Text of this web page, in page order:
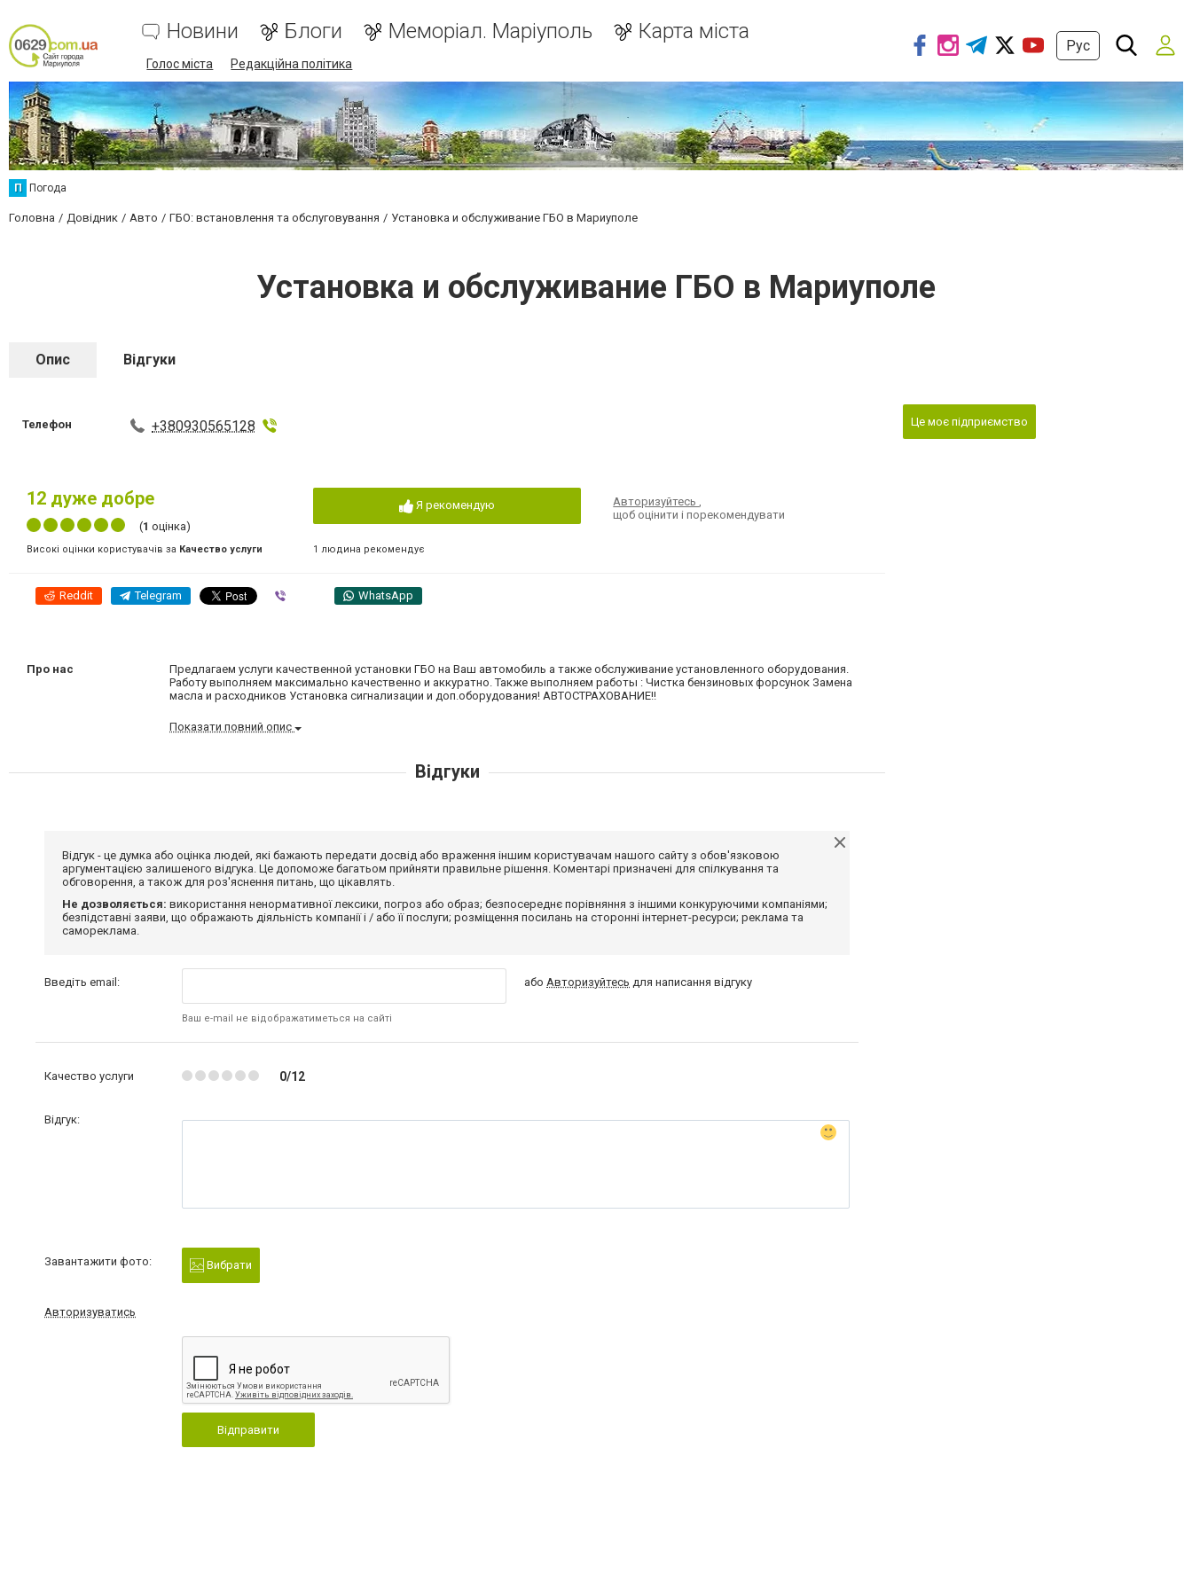
Новини Блоги Меморіал. Маріуполь Карта міста
Голос міста Редакційна політика
Рус
П Погода
Головна Довідник Авто ГБО: встановлення та обслуговування Установка и обслуживание ГБО в Мариуполе
Установка и обслуживание ГБО в Мариуполе
Опис Відгуки
Телефон +380930565128
12 дуже добре
(1 оцінка)
Високі оцінки користувачів за Качество услуги
Я рекомендую
1 людина рекомендує
Авторизуйтесь,
щоб оцінити і порекомендувати
Reddit Telegram WhatsApp
Про нас
Предлагаем услуги качественной установки ГБО на Ваш автомобиль а также обслуживание установленного оборудования.
Работу выполняем максимально качественно и аккуратно. Также выполняем работы : Чистка бензиновых форсунок Замена
масла и расходников Установка сигнализации и доп.оборудования! АВТОСТРАХОВАНИЕ!!
Показати повний опис
Це моє підприємство
Відгуки
Відгук - це думка або оцінка людей, які бажають передати досвід або враження іншим користувачам нашого сайту з обов'язковою
аргументацією залишеного відгука. Це допоможе багатьом прийняти правильне рішення. Коментарі призначені для спілкування та
обговорення, а також для роз'яснення питань, що цікавлять.
Не дозволяється: використання ненормативної лексики, погроз або образ; безпосереднє порівняння з іншими конкуруючими компаніями;
безпідставні заяви, що ображають діяльність компанії і / або її послуги; розміщення посилань на сторонні інтернет-ресурси; реклама та
самореклама.
Введіть email:
Ваш e-mail не відображатиметься на сайті
або Авторизуйтесь для написання відгуку
Качество услуги 0/12
Відгук:
Завантажити фото: Вибрати
Авторизуватись
Відправити